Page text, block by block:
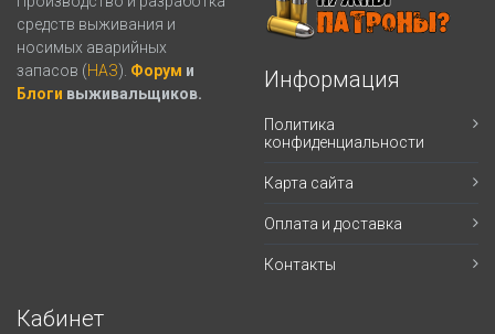
средств выживания и
носимых аварийных
запасов (НАЗ). Форум и
Блоги выживальщиков.
Информация
Политика
конфиденциальности
Карта сайта
Оплата и доставка
Контакты
Кабинет